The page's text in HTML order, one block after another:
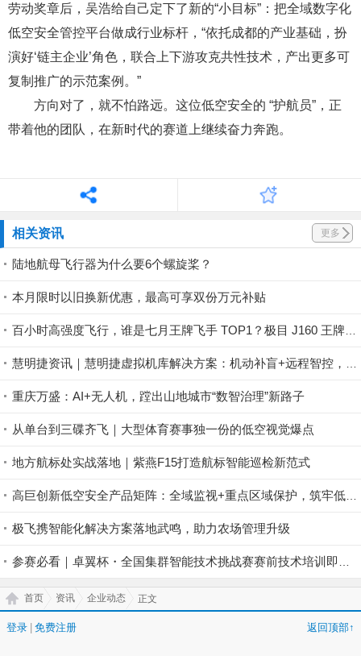
劳动奖章后，吴浩给自己定下了新的“小目标”：把全域数字化
低空安全管控平台做成行业标杆，“依托成都的产业基础，扮
演好‘链主企业’角色，联合上下游攻克共性技术，产出更多可
复制推广的示范案例。”
方向对了，就不怕路远。这位低空安全的 “护航员”，正
带着他的团队，在新时代的赛道上继续奋力奔跑。
相关资讯 更多
陆地航母飞行器为什么要6个螺旋桨？
本月限时以旧换新优惠，最高可享双份万元补贴
重庆万盛：AI+无人机，蹚出山地城市“数智治理”新路子
从单台到三碟齐飞｜大型体育赛事独一份的低空视觉爆点
地方航标处实战落地｜紫燕F15打造航标智能巡检新范式
极飞携智能化解决方案落地武鸣，助力农场管理升级
首页 资讯 企业动态 正文
登录 免费注册 返回顶部↑